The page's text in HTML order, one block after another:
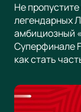
Не
легендарных
амбициозный
Суперфинале
как стать